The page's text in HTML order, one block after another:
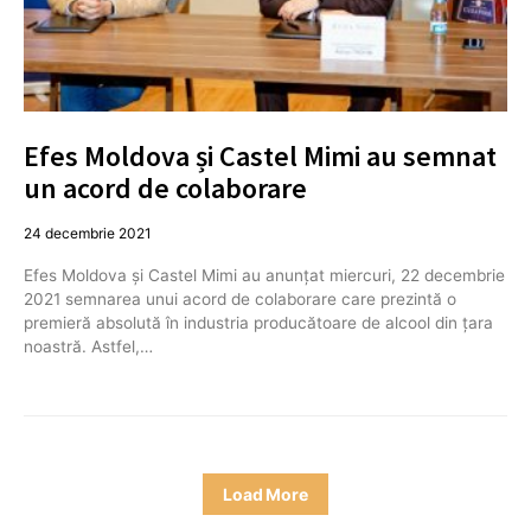
Efes Moldova și Castel Mimi au semnat
un acord de colaborare
24 decembrie 2021
Efes Moldova și Castel Mimi au anunțat miercuri, 22 decembrie
2021 semnarea unui acord de colaborare care prezintă o
premieră absolută în industria producătoare de alcool din țara
noastră. Astfel,…
Load More